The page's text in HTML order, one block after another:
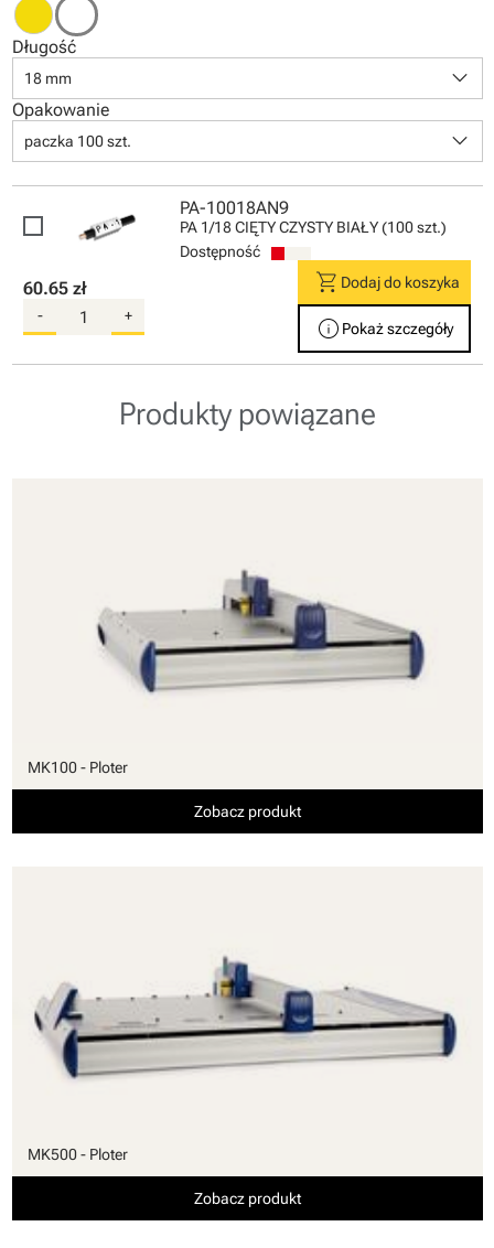
Długość
18 mm keyboard_arrow_down
Opakowanie
paczka 100 szt. keyboard_arrow_down
PA-10018AN9
PA 1/18 CIĘTY CZYSTY BIAŁY (100 szt.)
Dostępność
60.65 zł
- +
shopping_cart Dodaj do koszyka
info Pokaż szczegóły
Produkty powiązane
MK100 - Ploter
Zobacz produkt
MK500 - Ploter
Zobacz produkt